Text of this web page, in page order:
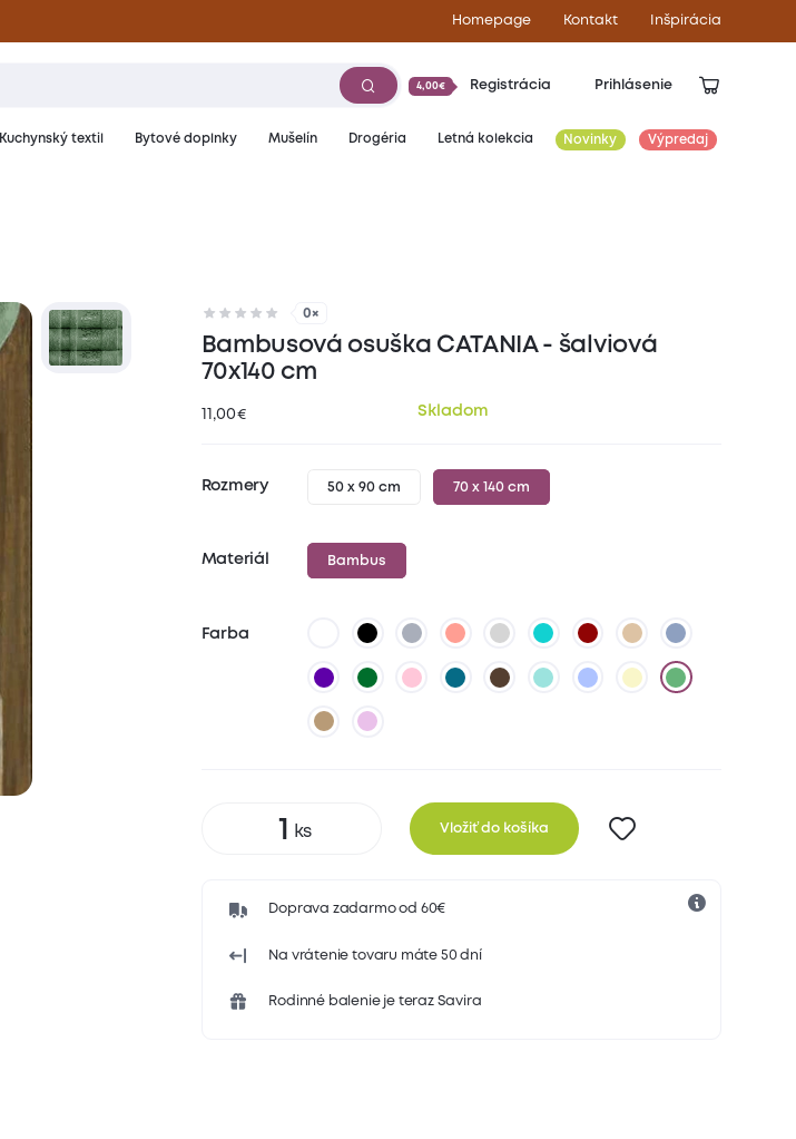
Homepage Kontakt Inšpirácia
4,00€ Registrácia Prihlásenie
Kuchynský textil Bytové doplnky Mušelín Drogéria Letná kolekcia Novinky Výpredaj
0×
Bambusová osuška CATANIA - šalviová
70x140 cm
11,00 € Skladom
Rozmery 50 x 90 cm 70 x 140 cm
Materiál Bambus
Farba
Vložiť do košíka
Doprava zadarmo od 60€
Na vrátenie tovaru máte 50 dní
Rodinné balenie je teraz Savira